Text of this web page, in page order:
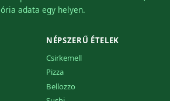
adata egy helyen.
NÉPSZERŰ ÉTELEK
Csirkemell
Pizza
Bellozzo